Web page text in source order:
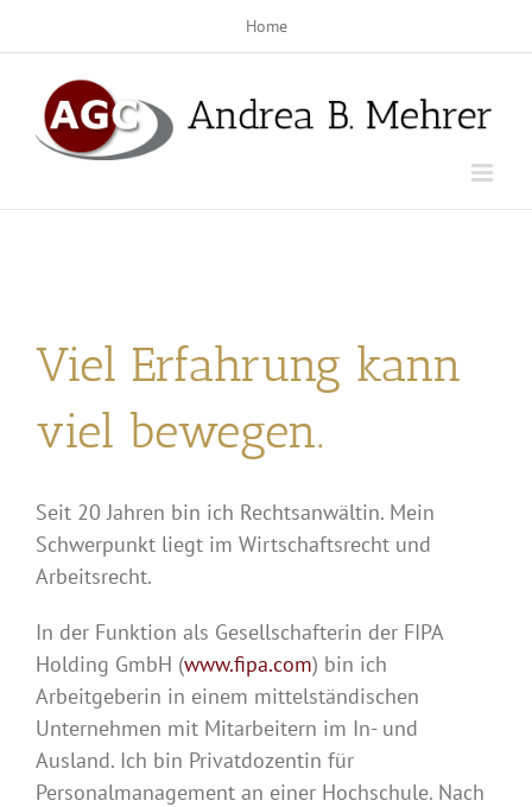
Inhalt
springen
Home
Viel Erfahrung kann
viel bewegen.
Seit 20 Jahren bin ich Rechtsanwältin. Mein
Schwerpunkt liegt im Wirtschaftsrecht und
Arbeitsrecht.
In der Funktion als Gesellschafterin der FIPA
Holding GmbH (www.fipa.com) bin ich
Arbeitgeberin in einem mittelständischen
Unternehmen mit Mitarbeitern im In- und
Ausland. Ich bin Privatdozentin für
Personalmanagement an einer Hochschule. Nach